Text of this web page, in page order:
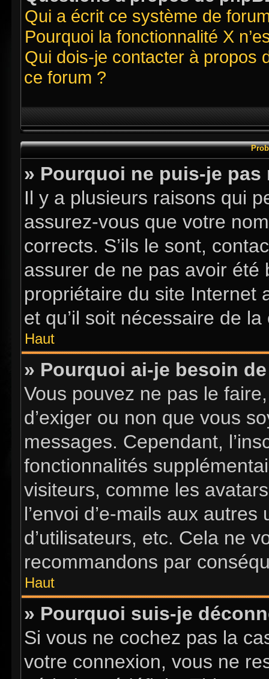
Qui a écrit ce système de
Pourquoi la fonctionnalité X
Qui dois-je contacter à propos
ce forum ?
» Pourquoi ne puis-je pas
Il y a plusieurs raisons qui
assurez-vous que votre
corrects. S’ils le sont,
assurer de ne pas avoir
propriétaire du site Internet
et qu’il soit nécessaire de la
Haut
» Pourquoi ai-je besoin
Vous pouvez ne pas le
d’exiger ou non que vous
messages. Cependant,
fonctionnalités
visiteurs, comme les
l’envoi d’e-mails aux
d’utilisateurs, etc. Cela ne
recommandons par
Haut
» Pourquoi suis-je
Si vous ne cochez pas la
votre connexion, vous ne